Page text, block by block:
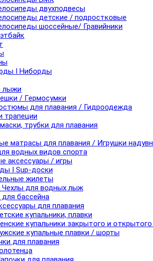
двухподвесы
детские / подростковые
шоссейные/ Гравийники
I Ниборды
лыжи
/ Гермосумки
для плавания / Гидроодежда
трапеции
трубки для плавания
матрасы для плавания / Игрушки
водных видов спорта
аксессуары / игры
I Sup-доски
жилеты
Чехлы для водных лыж
бассейна
для плавания
купальники, плавки
купальники закрытого и
купальные плавки / шорты
для плавания